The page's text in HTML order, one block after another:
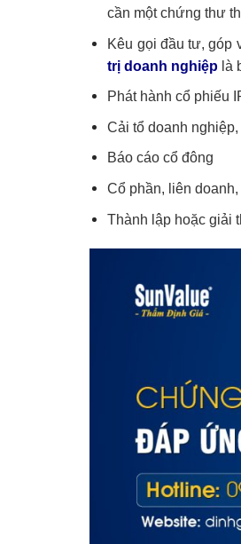
cần một chứng thư
Kêu gọi đầu tư, góp
trị doanh nghiệp là
Phát hành cổ phiếu
Cải tổ doanh
Báo cáo cổ đông
Cổ phần, liên doanh,
Thành lập hoặc giải